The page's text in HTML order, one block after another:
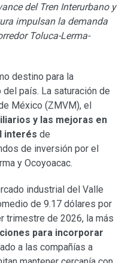
del Tren Interurbano y
impulsan la demanda
Toluca-Lerma-
destino para la
país. La saturación de
México (ZMVM), el
y las mejoras en
interés de
de inversión por el
y Ocoyoacac.
industrial del Valle
de 9.17 dólares por
trimestre de 2026, la más
para incorporar
a las compañías a